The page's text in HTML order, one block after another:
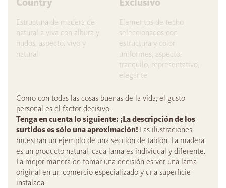
Elementos de techo
seleccionados con
estructura y color
uniformes, aspecto:
tranquilo, representativo,
elegante
Estructura de madera de
natural a viva con albura y
nudos, aspecto: vivo y
natural
Como con todas las cosas buenas de la vida, el gusto
personal es el factor decisivo.
Tenga en cuenta lo siguiente: ¡La descripción de los
surtidos es sólo una aproximación! Las ilustraciones
muestran un ejemplo de una sección de tablón. La madera
es un producto natural, cada lama es individual y diferente.
La mejor manera de tomar una decisión es ver una lama
original en un comercio especializado y una superficie
instalada.